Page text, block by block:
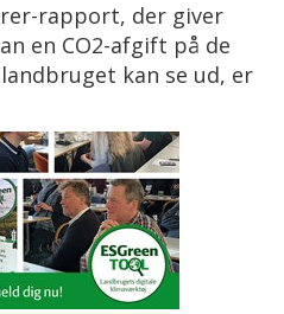
rapport, der giver
en CO2-afgift på de
kan se ud, er